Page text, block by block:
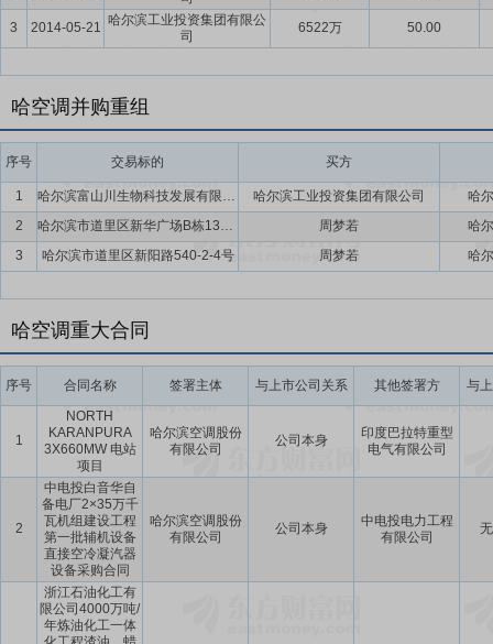
3 2014-05-21 哈尔滨工业投资集团有限公
司
6522万 50.00
哈空调并购重组
序号 交易标的 买方
1 哈尔滨富山川生物科技发展有限公司 哈尔滨工业投资集团有限公司
哈
2
哈尔滨市道里区新华广场B栋13层1号(哈房权证里字第00061355号) 周梦若
哈
3
哈尔滨市道里区新阳路540-2-4号 周梦若 哈
哈空调重大合同
序号 合同名称 签署主体 与上市公司关系 其他签署方 与
1
NORTH
KARANPURA
3X660MW 电站
项目
哈尔滨空调股份
有限公司
公司本身
印度巴拉特重型
电气有限公司
2
中电投白音华自
备电厂2×35万千
瓦机组建设工程
第一批辅机设备
直接空冷凝汽器
设备采购合同
哈尔滨空调股份
有限公司
公司本身
中电投电力工程
有限公司
浙江石油化工有
限公司4000万吨/
年炼油化工一体